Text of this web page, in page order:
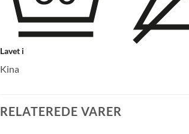
Lavet i
Kina
RELATEREDE VARER